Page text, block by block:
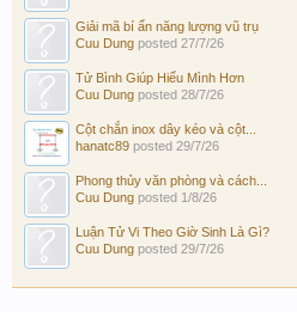
Giải mã bí ẩn năng lượng vũ trụ
Cuu Dung posted 27/7/26
Tử Bình Giúp Hiểu Mình Hơn
Cuu Dung posted 28/7/26
Cột chắn inox dây kéo và cột...
hanatc89 posted 29/7/26
Phong thủy văn phòng và cách...
Cuu Dung posted 1/8/26
Luận Tử Vi Theo Giờ Sinh Là Gì?
Cuu Dung posted 29/7/26